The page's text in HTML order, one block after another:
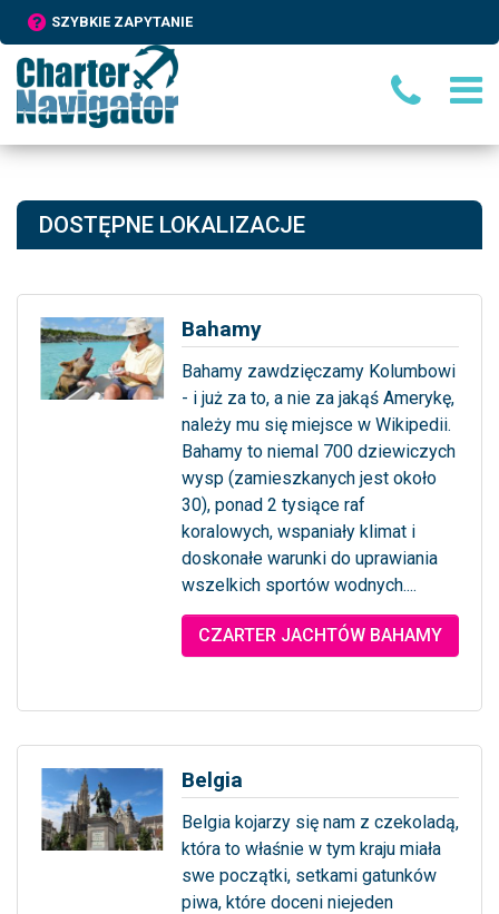
SZYBKIE ZAPYTANIE
DOSTĘPNE LOKALIZACJE
Bahamy
Bahamy zawdzięczamy Kolumbowi
- i już za to, a nie za jakąś Amerykę,
należy mu się miejsce w Wikipedii.
Bahamy to niemal 700 dziewiczych
wysp (zamieszkanych jest około
30), ponad 2 tysiące raf
koralowych, wspaniały klimat i
doskonałe warunki do uprawiania
wszelkich sportów wodnych....
... więcej
CZARTER JACHTÓW BAHAMY
Belgia
Belgia kojarzy się nam z czekoladą,
która to właśnie w tym kraju miała
swe początki, setkami gatunków
piwa, które doceni niejeden